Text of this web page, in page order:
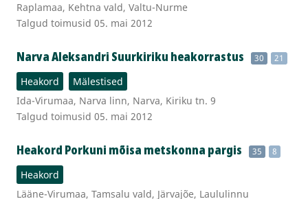
Raplamaa, Kehtna vald, Valtu-Nurme
Talgud toimusid 05. mai 2012
Narva Aleksandri Suurkiriku heakorrastus 30 21
Heakord
Mälestised
Ida-Virumaa, Narva linn, Narva, Kiriku tn. 9
Talgud toimusid 05. mai 2012
Heakord Porkuni mõisa metskonna pargis 35 8
Heakord
Lääne-Virumaa, Tamsalu vald, Järvajõe, Laululinnu